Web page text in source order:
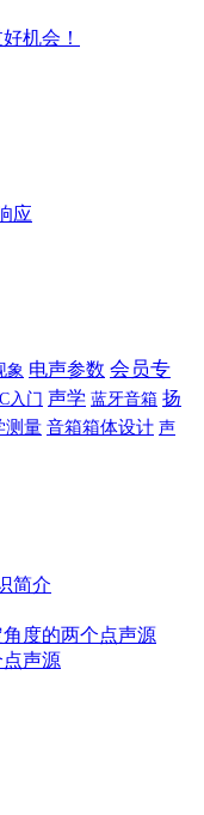
机会！
应
象 电声参数 会员专
入门 声学 蓝牙音箱 扬
测量 音箱箱体设计 声
简介
度的两个点声源
声源